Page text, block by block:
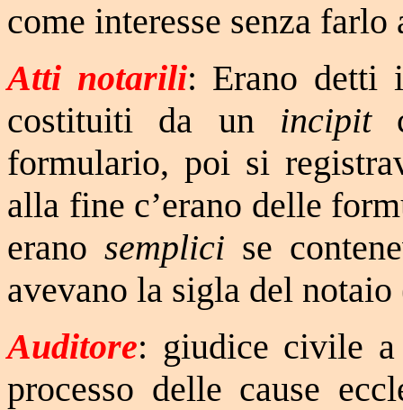
come interesse senza farlo
Atti notarili: Erano detti
costituiti da un incipit
formulario, poi si
alla fine c’erano delle
erano semplici se
avevano la sigla del
Auditore: giudice civile a
processo delle cause